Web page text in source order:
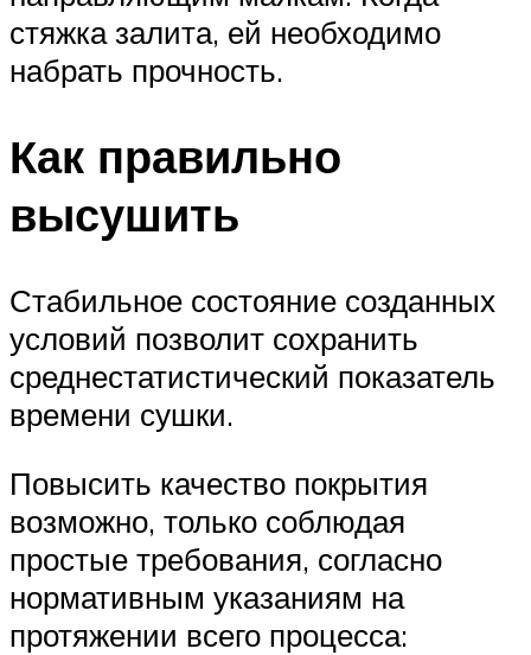
стяжка залита, ей необходимо
набрать прочность.
Как правильно
высушить
Стабильное состояние созданных
условий позволит сохранить
среднестатистический показатель
времени сушки.
Повысить качество покрытия
возможно, только соблюдая
простые требования, согласно
нормативным указаниям на
протяжении всего процесса: